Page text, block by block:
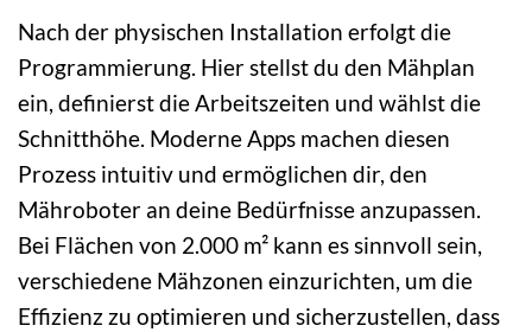
Nach der physischen Installation erfolgt die
Programmierung. Hier stellst du den Mähplan
ein, definierst die Arbeitszeiten und wählst die
Schnitthöhe. Moderne Apps machen diesen
Prozess intuitiv und ermöglichen dir, den
Mähroboter an deine Bedürfnisse anzupassen.
Bei Flächen von 2.000 m² kann es sinnvoll sein,
verschiedene Mähzonen einzurichten, um die
Effizienz zu optimieren und sicherzustellen, dass